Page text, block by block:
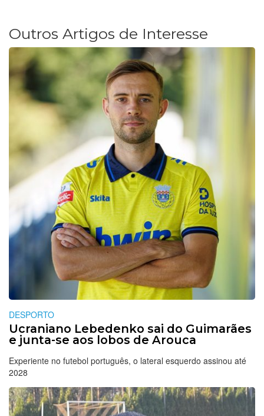
Outros Artigos de Interesse
DESPORTO
Ucraniano Lebedenko sai do Guimarães
e junta-se aos lobos de Arouca
Experiente no futebol português, o lateral esquerdo assinou até
2028